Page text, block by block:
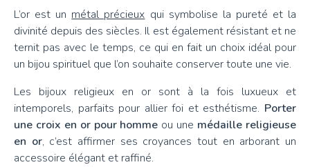
L’or est un métal précieux qui symbolise la pureté et la
divinité depuis des siècles. Il est également résistant et ne
ternit pas avec le temps, ce qui en fait un choix idéal pour
un bijou spirituel que l’on souhaite conserver toute une vie.
Les bijoux religieux en or sont à la fois luxueux et
intemporels, parfaits pour allier foi et esthétisme. Porter
une croix en or pour homme ou une médaille religieuse
en or, c’est affirmer ses croyances tout en arborant un
accessoire élégant et raffiné.